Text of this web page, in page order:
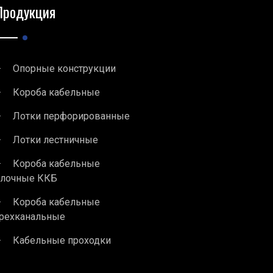
Опорные конструкции
Короба кабельные
Лотки перфорированные
Лотки лестничные
Короба кабельные
ККБ
Короба кабельные
Кабельные проходки